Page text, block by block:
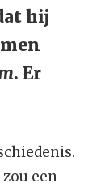
hij
. Er
een